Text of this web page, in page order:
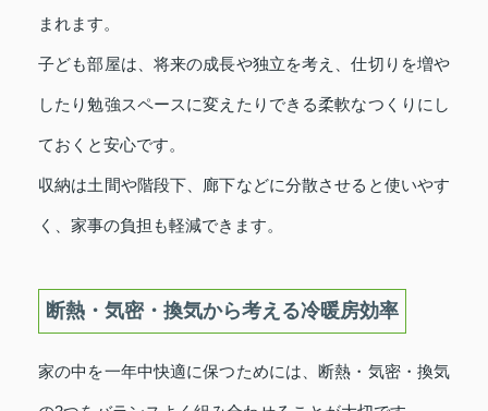
まれます。
子ども部屋は、将来の成長や独立を考え、仕切りを増や
したり勉強スペースに変えたりできる柔軟なつくりにし
ておくと安心です。
収納は土間や階段下、廊下などに分散させると使いやす
く、家事の負担も軽減できます。
断熱・気密・換気から考える冷暖房効率
家の中を一年中快適に保つためには、断熱・気密・換気